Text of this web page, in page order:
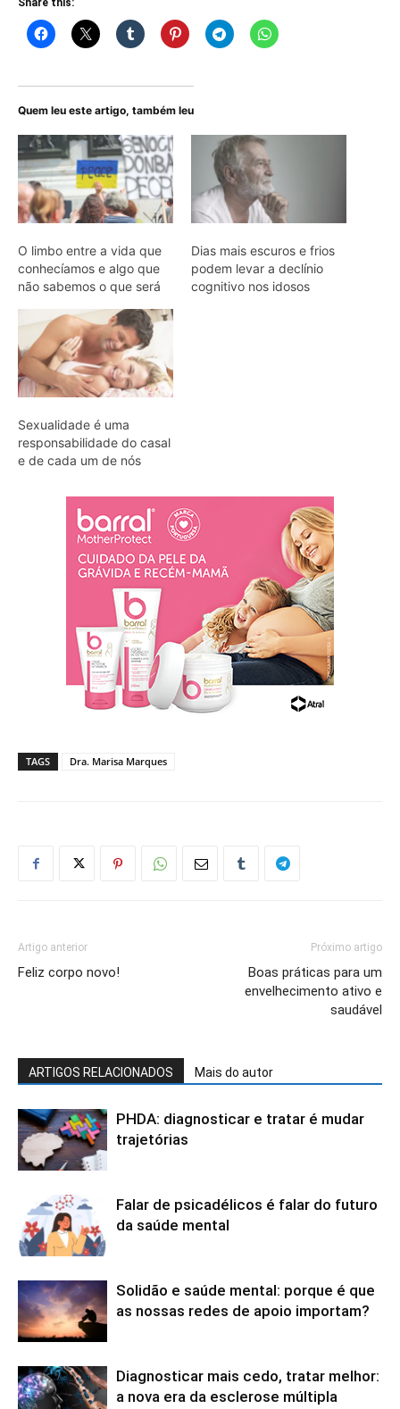
Quem leu este artigo, também leu
O limbo entre a vida que
conhecíamos e algo que
não sabemos o que será
Dias mais escuros e frios
podem levar a declínio
cognitivo nos idosos
Sexualidade é uma
responsabilidade do casal
e de cada um de nós
TAGS Dra. Marisa Marques
Artigo anterior
Feliz corpo novo!
Próximo artigo
Boas práticas para um
envelhecimento ativo e
saudável
ARTIGOS RELACIONADOS Mais do autor
PHDA: diagnosticar e tratar é mudar
trajetórias
Falar de psicadélicos é falar do futuro
da saúde mental
Solidão e saúde mental: porque é que
as nossas redes de apoio importam?
Diagnosticar mais cedo, tratar melhor:
a nova era da esclerose múltipla